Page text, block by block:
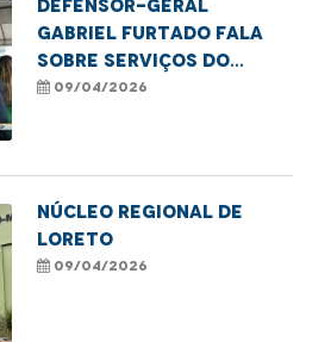
Defensor-Geral
Gabriel Furtado fala
sobre serviços do
Cidadania Sobre Rodas
09/04/2026
Núcleo Regional de
Loreto
09/04/2026